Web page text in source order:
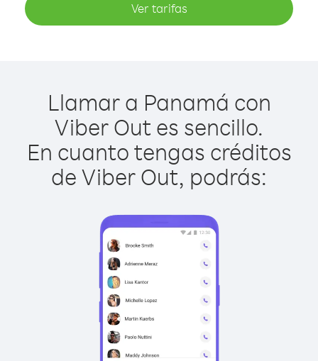
Ver tarifas
Llamar a Panamá con
Viber Out es sencillo.
En cuanto tengas créditos
de Viber Out, podrás: